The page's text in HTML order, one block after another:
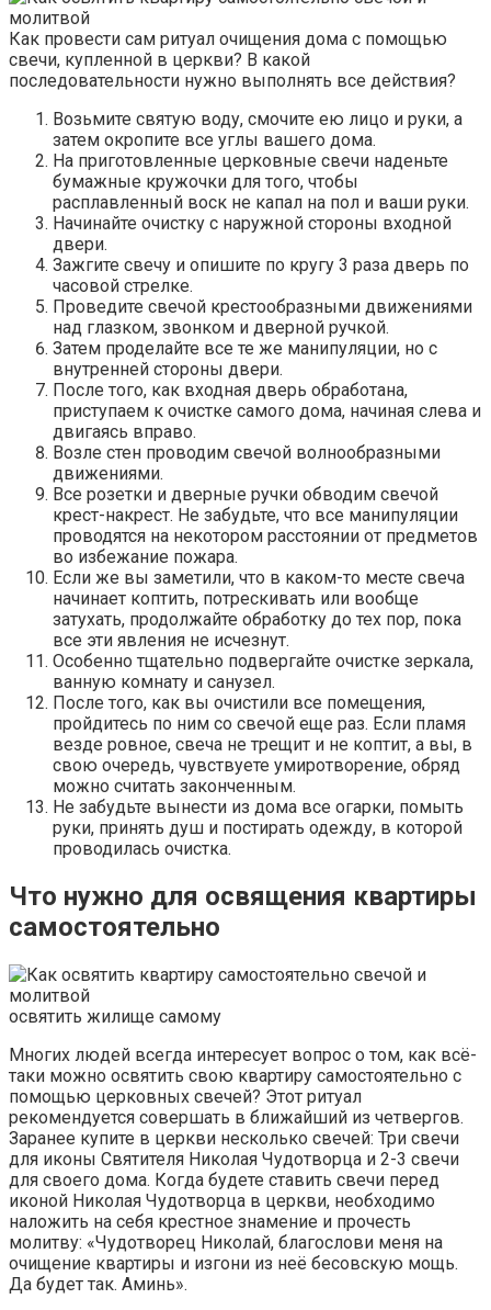
Как провести сам ритуал очищения дома с помощью
свечи, купленной в церкви? В какой
последовательности нужно выполнять все действия?
Возьмите святую воду, смочите ею лицо и руки, а
затем окропите все углы вашего дома.
На приготовленные церковные свечи наденьте
бумажные кружочки для того, чтобы
расплавленный воск не капал на пол и ваши руки.
Начинайте очистку с наружной стороны входной
двери.
Зажгите свечу и опишите по кругу 3 раза дверь по
часовой стрелке.
Проведите свечой крестообразными движениями
над глазком, звонком и дверной ручкой.
Затем проделайте все те же манипуляции, но с
внутренней стороны двери.
После того, как входная дверь обработана,
приступаем к очистке самого дома, начиная слева и
двигаясь вправо.
Возле стен проводим свечой волнообразными
движениями.
Все розетки и дверные ручки обводим свечой
крест-накрест. Не забудьте, что все манипуляции
проводятся на некотором расстоянии от предметов
во избежание пожара.
Если же вы заметили, что в каком-то месте свеча
начинает коптить, потрескивать или вообще
затухать, продолжайте обработку до тех пор, пока
все эти явления не исчезнут.
Особенно тщательно подвергайте очистке зеркала,
ванную комнату и санузел.
После того, как вы очистили все помещения,
пройдитесь по ним со свечой еще раз. Если пламя
везде ровное, свеча не трещит и не коптит, а вы, в
свою очередь, чувствуете умиротворение, обряд
можно считать законченным.
Не забудьте вынести из дома все огарки, помыть
руки, принять душ и постирать одежду, в которой
проводилась очистка.
Что нужно для освящения квартиры
самостоятельно
освятить жилище самому
Многих людей всегда интересует вопрос о том, как всё-
таки можно освятить свою квартиру самостоятельно с
помощью церковных свечей? Этот ритуал
рекомендуется совершать в ближайший из четвергов.
Заранее купите в церкви несколько свечей: Три свечи
для иконы Святителя Николая Чудотворца и 2-3 свечи
для своего дома. Когда будете ставить свечи перед
иконой Николая Чудотворца в церкви, необходимо
наложить на себя крестное знамение и прочесть
молитву: «Чудотворец Николай, благослови меня на
очищение квартиры и изгони из неё бесовскую мощь.
Да будет так. Аминь».